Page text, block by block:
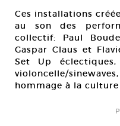
Ces installations
au son des
collectif: Paul
Gaspar Claus et
Set Up
violoncelle/
hommage à la